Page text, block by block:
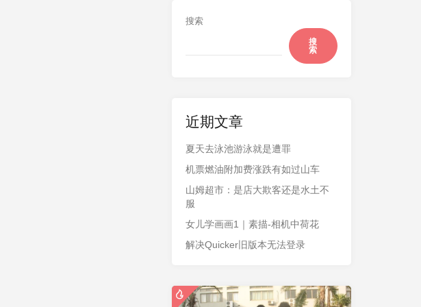
搜索
搜
索
近期文章
夏天去泳池游泳就是遭罪
机票燃油附加费涨跌有如过山车
山姆超市：是店大欺客还是水土不
服
女儿学画画1｜素描-相机中荷花
解决Quicker旧版本无法登录